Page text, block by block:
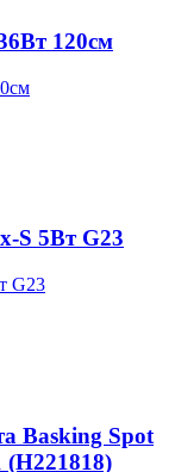
120см
S 5Вт G23
Basking Spot
(H221818)